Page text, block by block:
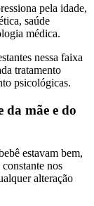
pela idade,
saúde
médica.
nessa faixa
tratamento
psicológicas.
da mãe e do
estavam bem,
nos
alteração